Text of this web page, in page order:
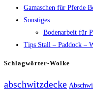
Gamaschen für Pferde
Sonstiges
Bodenarbeit für
Tips Stall – Paddock –
Schlagwörter-Wolke
abschwitzdecke